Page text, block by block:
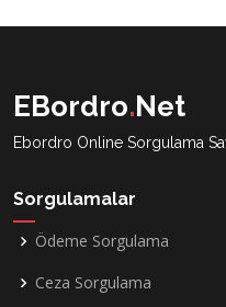
EBordro.Net
Ebordro Online Sorgulama
Sorgulamalar
Ödeme Sorgulama
Ceza Sorgulama